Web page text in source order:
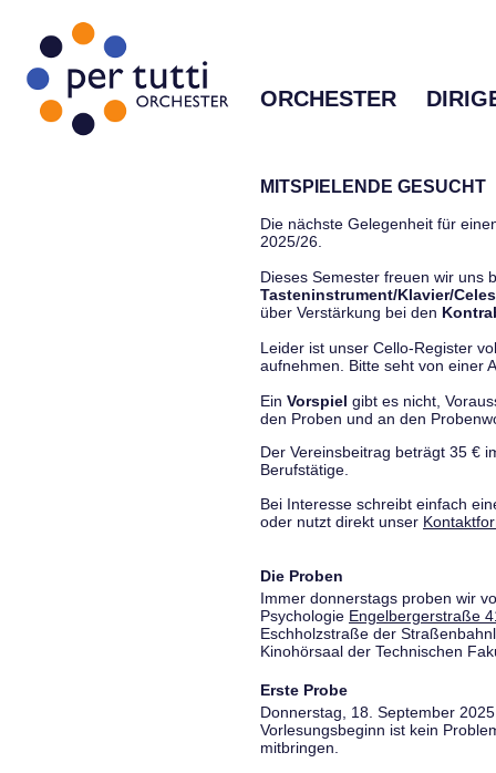
ORCHESTER
MITSPIELENDE GESUCHT
Die nächste Gelegenheit für
2025/26.
Dieses Semester freuen wir uns
Tasteninstrument/Klavier/
über Verstärkung bei den
Leider ist unser Cello-Register
aufnehmen. Bitte seht von einer
Ein Vorspiel gibt es nicht,
den Proben und an den
Der Vereinsbeitrag beträgt 35 €
Berufstätige.
Bei Interesse schreibt einfach
oder nutzt direkt unser
Die Proben
Immer donnerstags proben wir
Psychologie Engelbergerstraße
Eschholzstraße der
Kinohörsaal der Technischen
Erste Probe
Donnerstag, 18. September
Vorlesungsbeginn ist kein
mitbringen.